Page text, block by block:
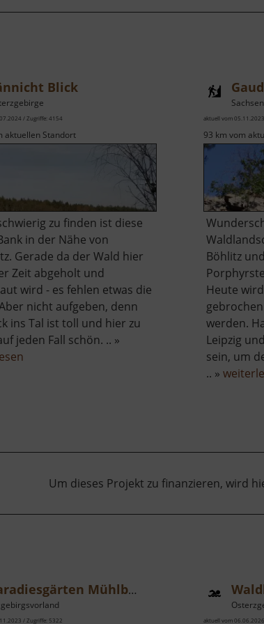
Blick
/ Zugriffe: 4154
aktuellen Standort
zu finden ist diese
in der Nähe von
Gerade da der Wald hier
Zeit abgeholt und
wird - es fehlen etwas die
nicht aufgeben, denn
ins Tal ist toll und hier zu
jeden Fall schön. .. »
Sachsen
aktuell vom
93 km vom
Böhlitz
Heute
werden.
Leipzig
sein, um
.. »
Um dieses Projekt zu finanzieren, wird
Paradiesgärten Mühlbachtal
/ Zugriffe: 5322 aktuell vom